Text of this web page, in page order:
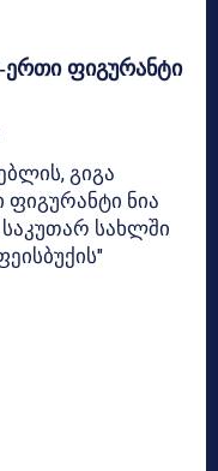
ერთი ფიგურანტი
გიგა
ფიგურანტი ნია
საკუთარ სახლში